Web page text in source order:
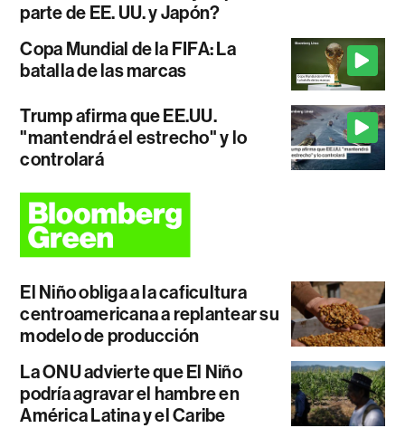
parte de EE. UU. y Japón?
Copa Mundial de la FIFA: La
batalla de las marcas
Trump afirma que EE.UU.
"mantendrá el estrecho" y lo
controlará
El Niño obliga a la caficultura
centroamericana a replantear su
modelo de producción
La ONU advierte que El Niño
podría agravar el hambre en
América Latina y el Caribe